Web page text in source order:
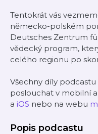
Tentokrát vás
německo-polském
Deutsches Zentrum
vědecký program,
celého regionu po
Všechny díly
poslouchat v mobilní
a iOS nebo na webu
Popis podcastu